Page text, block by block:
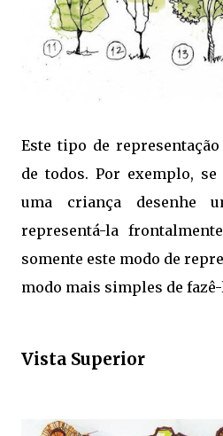
Este tipo de
de todos. Por exemplo,
uma criança desenhe
representá-la
somente este modo de
modo mais simples de
Vista Superior